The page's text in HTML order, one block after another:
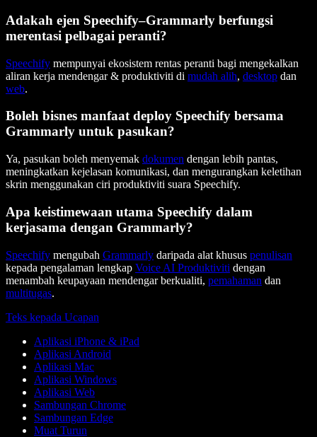
Adakah ejen Speechify–Grammarly berfungsi
merentasi pelbagai peranti?
Speechify mempunyai ekosistem rentas peranti bagi mengekalkan
aliran kerja mendengar & produktiviti di mudah alih, desktop dan
web.
Boleh bisnes manfaat deploy Speechify bersama
Grammarly untuk pasukan?
Ya, pasukan boleh menyemak dokumen dengan lebih pantas,
meningkatkan kejelasan komunikasi, dan mengurangkan keletihan
skrin menggunakan ciri produktiviti suara Speechify.
Apa keistimewaan utama Speechify dalam
kerjasama dengan Grammarly?
Speechify mengubah Grammarly daripada alat khusus penulisan
kepada pengalaman lengkap Voice AI Produktiviti dengan
menambah keupayaan mendengar berkualiti, pemahaman dan
multitugas.
Teks kepada Ucapan
Aplikasi iPhone & iPad
Aplikasi Android
Aplikasi Mac
Aplikasi Windows
Aplikasi Web
Sambungan Chrome
Sambungan Edge
Muat Turun